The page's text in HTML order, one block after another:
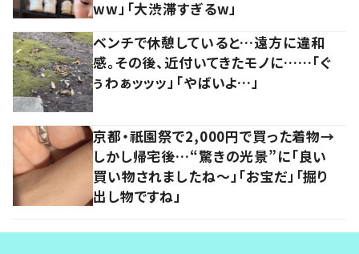
ww」「大渋滞すぎるw」
ベンチで休憩していると…遠方に違和
感。その後、近付いてきたモノに……「ぐ
ぅわぁッッッ」「やばいよ…」
京都・祇園祭で2,000円で買った着物→
しかし帰宅後…“驚きの光景”に「良い
買い物されましたね～」「お宝だ」「掘り
出し物ですね」